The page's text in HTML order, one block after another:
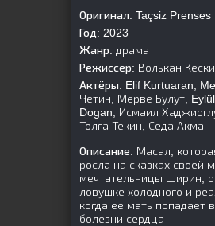
Оригинал: Taçsiz Prenses
Год: 2023
Жанр: драма
Режиссер: Волькан
Актёры: Elif Kurtuaran,
Четин, Мерве Булут,
Dogan, Исмаил
Толга Текин, Седа Акман
Описание: Масал,
росла на сказках своей
мечтательницы Ширин,
ловушке холодного и
когда ее мать попадает
болезни сердца